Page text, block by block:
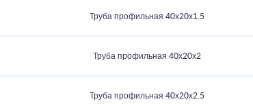
Труба профильная 40х20х1.5
Труба профильная 40х20х2
Труба профильная 40х20х2.5